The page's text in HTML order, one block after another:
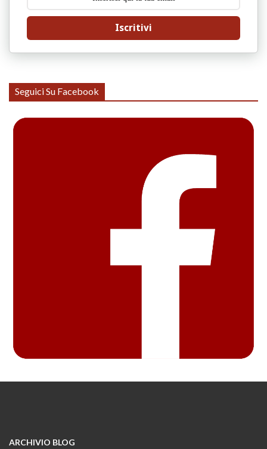
Iscritivi
Seguici Su Facebook
ARCHIVIO BLOG